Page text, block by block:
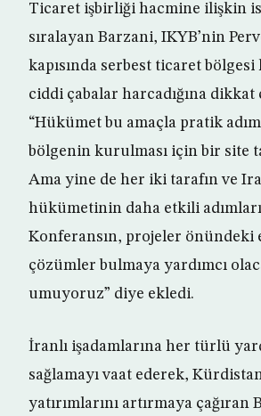
Ticaret işbirliği hacmine ilişkin
sıralayan Barzani, IKYB’nin
kapısında serbest ticaret
ciddi çabalar harcadığına dikkat
“Hükümet bu amaçla pratik
bölgenin kurulması için bir site
Ama yine de her iki tarafın ve
hükümetinin daha etkili
Konferansın, projeler önündeki
çözümler bulmaya yardımcı
umuyoruz” diye ekledi.
İranlı işadamlarına her türlü
sağlamayı vaat ederek,
yatırımlarını artırmaya çağıran